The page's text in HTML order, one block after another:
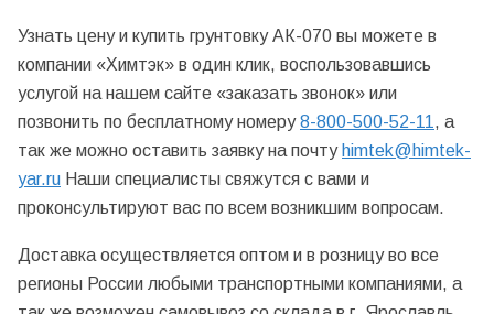
Узнать цену и купить грунтовку АК-070 вы можете в
компании «Химтэк» в один клик, воспользовавшись
услугой на нашем сайте «заказать звонок» или
позвонить по бесплатному номеру8-800-500-52-11 , а
так же можно оставить заявку на почту himtek@himtek-
yar.ru Наши специалисты свяжутся с вами и
проконсультируют вас по всем возникшим вопросам.
Доставка осуществляется оптом и в розницу во все
регионы России любыми транспортными компаниями, а